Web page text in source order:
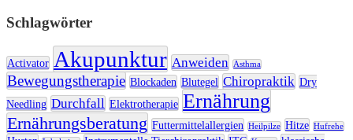
Schlagwörter
Activator Akupunktur Anweiden Asthma
Bewegungstherapie Blockaden Blutegel Chiropraktik Dry
Needling Durchfall Elektrotherapie Ernährung
Ernährungsberatung Futtermittelallergien Heilpilze Hitze Hufrehe